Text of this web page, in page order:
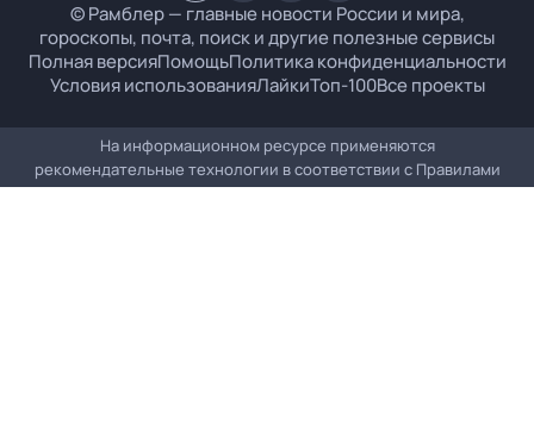
© Рамблер — главные новости России и мира,
гороскопы, почта, поиск и другие полезные сервисы
Полная версияПомощьПолитика конфиденциальности
Условия использованияЛайкиТоп-100Все проекты
На информационном ресурсе применяются
рекомендательные технологии в соответствии с Правилами